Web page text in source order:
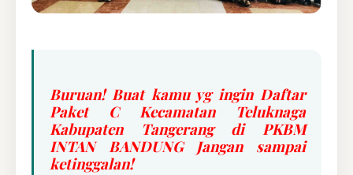
Buruan! Buat kamu yg ingin Daftar
Paket C Kecamatan Teluknaga
Kabupaten Tangerang di PKBM
INTAN BANDUNG Jangan sampai
ketinggalan!